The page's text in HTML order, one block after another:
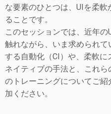
な要素のひとつは、UIを柔
ることです。
このセッションでは、近年
触れながら、いま求められ
する自動化（CI）や、柔軟
ネイティブの手法と、これ
のトレーニングについてご
加ください。